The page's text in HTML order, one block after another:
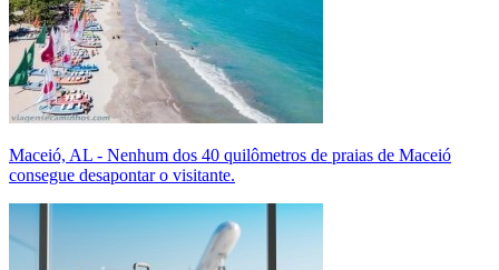
Maceió, AL - Nenhum dos 40 quilômetros de praias de Maceió
consegue desapontar o visitante.